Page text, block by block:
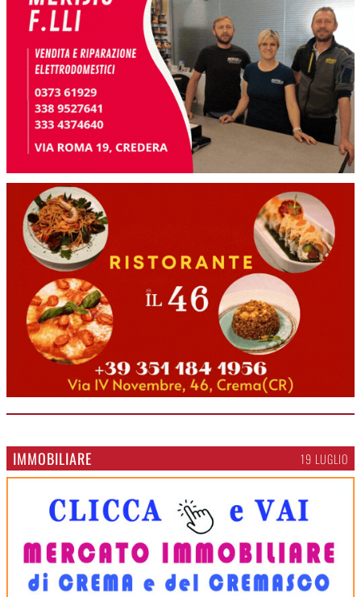
IMMOBILIARE 19 LUGLIO